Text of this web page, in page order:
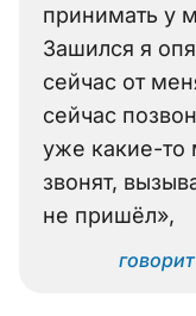
принимать у
Зашился я
сейчас от
сейчас
уже какие-
звонят,
не пришёл»,